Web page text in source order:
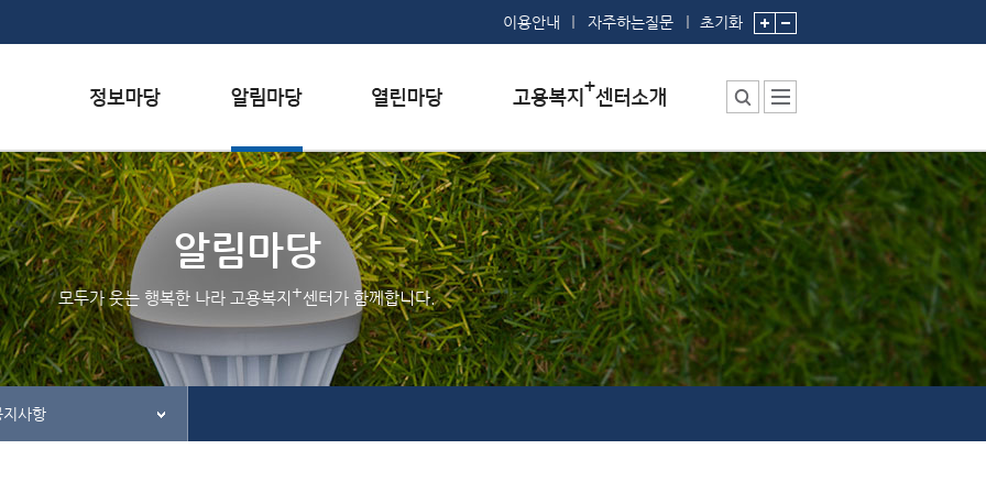
이용안내 자주하는질문 초기화
서식자료실
채용정보
인재정보
관련사이트
행사일정
공지사항
홍보/보도자료실
자주하는 질문
질문하기
칭찬하기
불친절 신고하기
센터소장 인사말
센터에서 하는 일
부서 및 직원소개
시설안내
찾아오시는 길
알림마당
모두가 웃는 행복한 나라 고용복지 +센터가 함께합니다.
지사항